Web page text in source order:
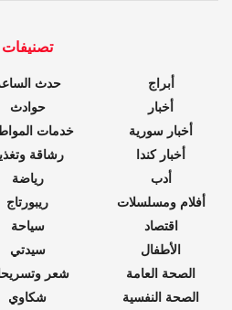
تصنيفات
أبراج
أخبار
أخبار سورية
أخبار كندا
أدب
أفلام ومسلسلات
اقتصاد
الأطفال
الصحة العامة
الصحة النفسية
حدث
حوادث
خدمات
رشاقة
رياضة
ريبورتاج
سياحة
سيدتي
شعر
شكاوي